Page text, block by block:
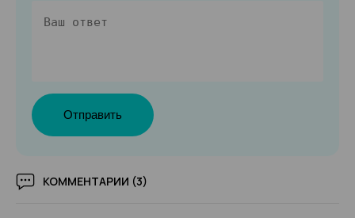
Отправить
КОММЕНТАРИИ (3)